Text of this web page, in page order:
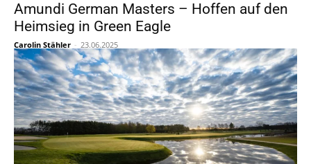
Amundi German Masters – Hoffen auf den
Heimsieg in Green Eagle
Carolin Stähler - 23.06.2025